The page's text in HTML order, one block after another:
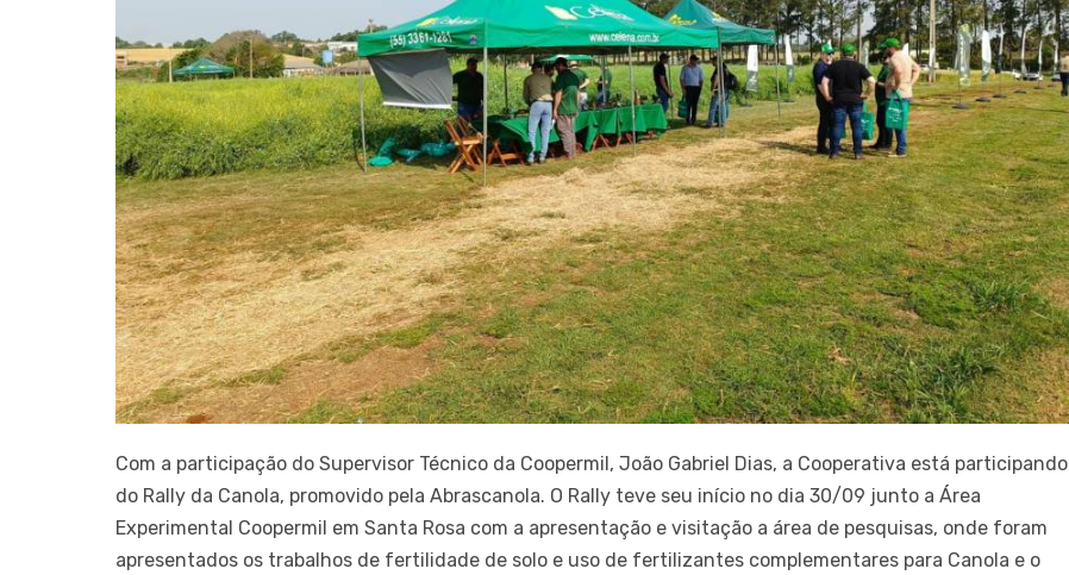
Com a participação do Supervisor Técnico da Coopermil, João Gabriel Dias, a Cooperativa está participando
do Rally da Canola, promovido pela Abrascanola. O Rally teve seu início no dia 30/09 junto a Área
Experimental Coopermil em Santa Rosa com a apresentação e visitação a área de pesquisas, onde foram
apresentados os trabalhos de fertilidade de solo e uso de fertilizantes complementares para Canola e o